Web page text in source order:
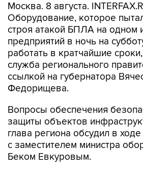
Москва. 8 августа.
Оборудование, которое
строя атакой БПЛА на одном
предприятий в ночь на
работать в кратчайшие
служба регионального
ссылкой на губернатора
Федорищева.
Вопросы обеспечения
защиты объектов
глава региона обсудил в
с заместителем министра
Беком Евкуровым.